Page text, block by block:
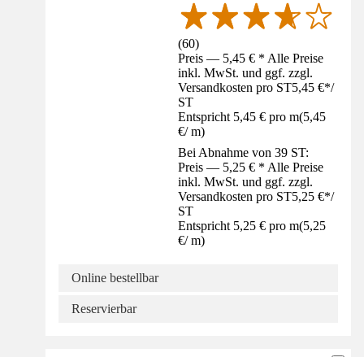
(60)
Preis — 5,45 € * Alle Preise
inkl. MwSt. und ggf. zzgl.
Versandkosten pro ST5,45 €*/
ST
Entspricht 5,45 € pro m(5,45
€/ m)
Bei Abnahme von 39 ST:
Preis — 5,25 € * Alle Preise
inkl. MwSt. und ggf. zzgl.
Versandkosten pro ST5,25 €*/
ST
Entspricht 5,25 € pro m(5,25
€/ m)
Online bestellbar
Reservierbar